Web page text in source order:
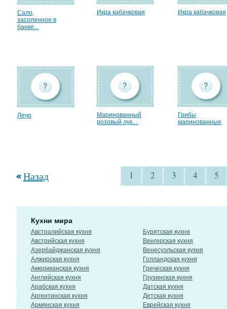
Сало,
засоленное в
банке...
Икра кабачковая Икра кабачковая
Лечо
Маринованный
розовый лук....
Грибы
маринованные
Назад 1 2 3 4 5
Кухни мира
Австралийская кухня
Австрийская кухня
Азербайджанская кухня
Алжирская кухня
Американская кухня
Английская кухня
Арабская кухня
Аргентинская кухня
Армянская кухня
Бурятская кухня
Венгерская кухня
Венесуэльская кухня
Голландская кухня
Греческая кухня
Грузинская кухня
Датская кухня
Детская кухня
Еврейская кухня